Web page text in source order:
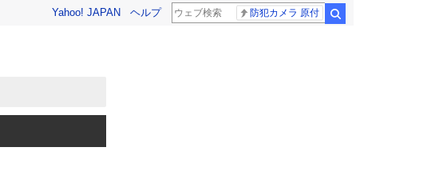
Yahoo! JAPAN ヘルプ 防犯カメラ 原付